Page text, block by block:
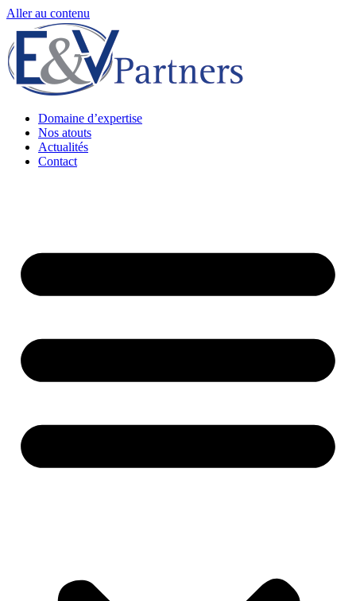
Aller au contenu
Domaine d’expertise
Nos atouts
Actualités
Contact